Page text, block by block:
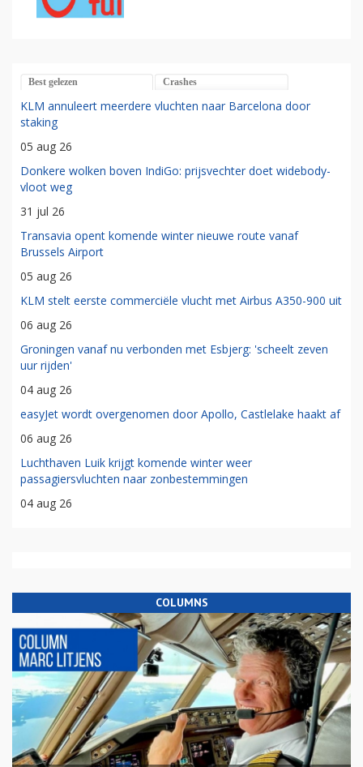
Best gelezen Crashes
KLM annuleert meerdere vluchten naar Barcelona door
staking
05 aug 26
Donkere wolken boven IndiGo: prijsvechter doet widebody-
vloot weg
31 jul 26
Transavia opent komende winter nieuwe route vanaf
Brussels Airport
05 aug 26
KLM stelt eerste commerciële vlucht met Airbus A350-900 uit
06 aug 26
Groningen vanaf nu verbonden met Esbjerg: 'scheelt zeven
uur rijden'
04 aug 26
easyJet wordt overgenomen door Apollo, Castlelake haakt af
06 aug 26
Luchthaven Luik krijgt komende winter weer
passagiersvluchten naar zonbestemmingen
04 aug 26
COLUMNS